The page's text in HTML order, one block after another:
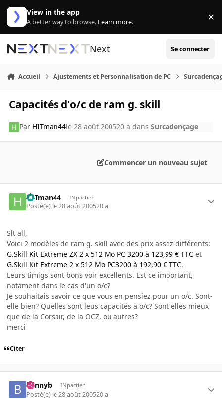
Aller au contenu
View in the app
A better way to browse. Learn more. ×
Next Se connecter
Accueil Ajustements et Personnalisation de PC
Capacités d'o/c de ram g. skill
Par HITman44le 28 août 200520 a dansSurcadençage
Commencer un nouveau sujet
HITman44 INpactien
Posté(e) le 28 août 200520 a
Slt all,
Voici 2 modèles de ram g. skill avec des prix assez différents:
G.Skill Kit Extreme ZX 2 x 512 Mo PC 3200 à 123,99 € TTC et
G.Skill Kit Extreme 2 x 512 Mo PC3200 à 192,90 € TTC.
Leurs timigs sont bons voir excellents. Est ce important,
notament dans le cas d'un o/c?
Je souhaitais savoir ce que vous en pensiez pour un o/c. Sont-
elle bien? Quelles sont leus capacités à o/c? Sont elles mieux
que de la Corsair, de la OCZ, ou autres?
merci
Citer
bennyb INpactien
Posté(e) le 28 août 200520 a